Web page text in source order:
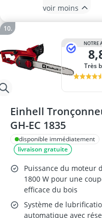
voir moins
NOTRE
Très
Einhell
GH-EC 1835
disponible immédiatement
livraison gratuite
Puissance du moteur
1800 W pour une
efficace du bois
Système de
automatique avec